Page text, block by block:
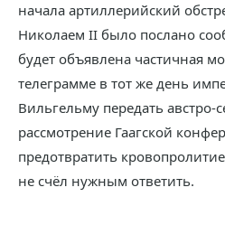
начала артиллерийский
Николаем II было послано
будет объявлена частичная
телеграмме в тот же день
Вильгельму передать австро-
рассмотрение Гаагской
предотвратить
не счёл нужным ответить.